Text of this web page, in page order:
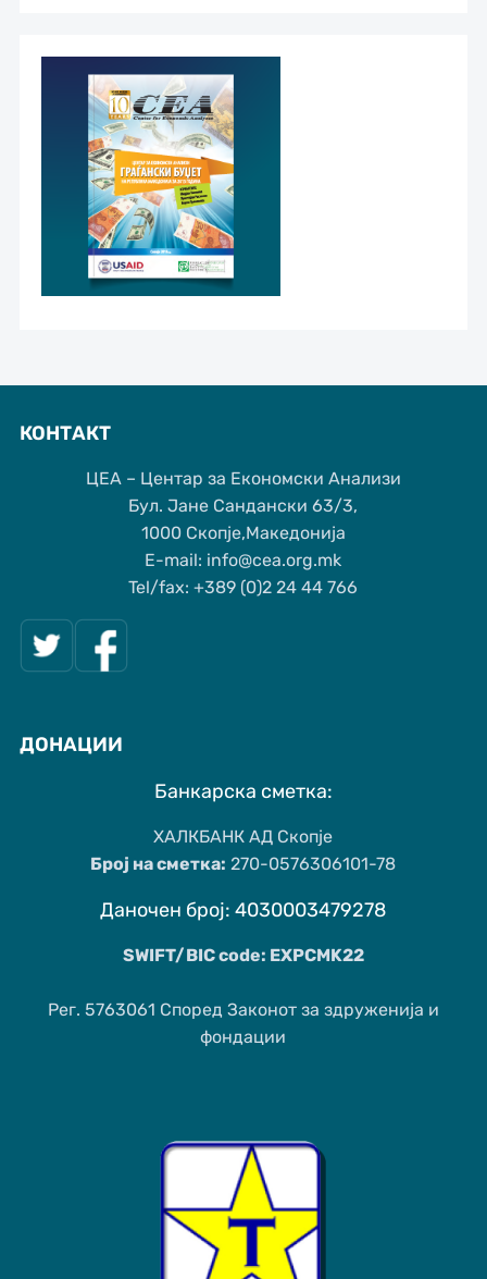
КОНТАКТ
ЦЕА – Центар за Економски Анализи
Бул. Јане Сандански 63/3,
1000 Скопје,Македонија
Е-mail: info@cea.org.mk
Tel/fax: +389 (0)2 24 44 766
ДОНАЦИИ
Банкарска сметка:
ХАЛКБАНК АД Скопје
Број на сметка: 270-0576306101-78
Даночен број: 4030003479278
SWIFT/BIC code: EXPCMK22
Рег. 5763061 Според Законот за здруженија и
фондации